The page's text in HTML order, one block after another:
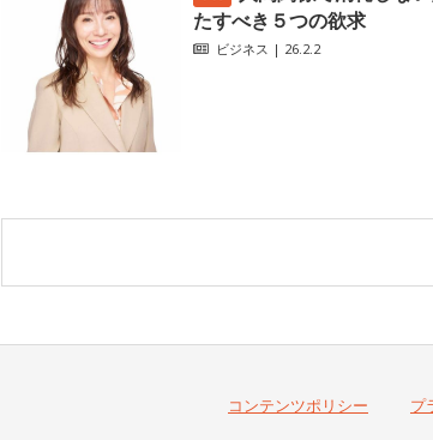
たすべき５つの欲求
ビジネス | 26.2.2
コンテンツポリシー プ